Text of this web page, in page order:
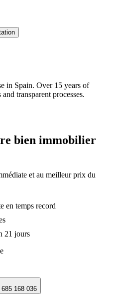
in Spain. Over 15 years of
transparent processes.
bien immobilier
et au meilleur prix du
en temps record
21 jours
685 168 036